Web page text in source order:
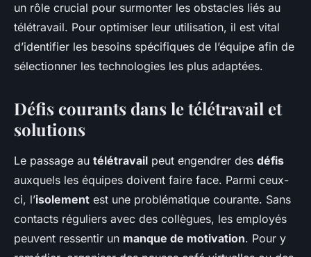
un rôle crucial pour surmonter les obstacles liés au
télétravail. Pour optimiser leur utilisation, il est vital
d’identifier les besoins spécifiques de l’équipe afin de
sélectionner les technologies les plus adaptées.
Défis courants dans le télétravail et
solutions
Le passage au télétravail peut engendrer des défis
auxquels les équipes doivent faire face. Parmi ceux-
ci, l’isolement est une problématique courante. Sans
contacts réguliers avec des collègues, les employés
peuvent ressentir un manque de motivation. Pour y